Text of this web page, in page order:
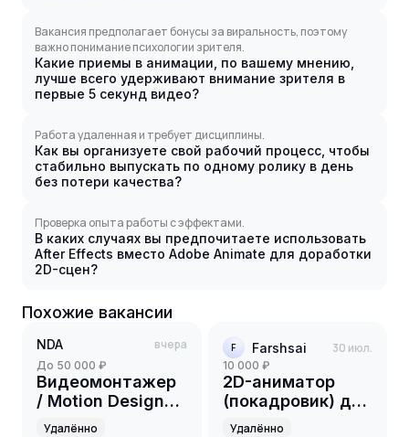
Вакансия предполагает бонусы за виральность, поэтому
важно понимание психологии зрителя.
Какие приемы в анимации, по вашему мнению,
лучше всего удерживают внимание зрителя в
первые 5 секунд видео?
Работа удаленная и требует дисциплины.
Как вы организуете свой рабочий процесс, чтобы
стабильно выпускать по одному ролику в день
без потери качества?
Проверка опыта работы с эффектами.
В каких случаях вы предпочитаете использовать
After Effects вместо Adobe Animate для доработки
2D-сцен?
Похожие вакансии
NDA вчера
до 50 000 ₽
Видеомонтажер
/ Motion Designer
(AI)
Удалённо
F Farshsai 30 июл.
10 000 ₽
2D-аниматор
(покадровик) для
YouTube-канала
Удалённо